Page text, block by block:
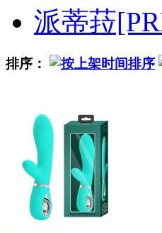
派蒂菈
排序：